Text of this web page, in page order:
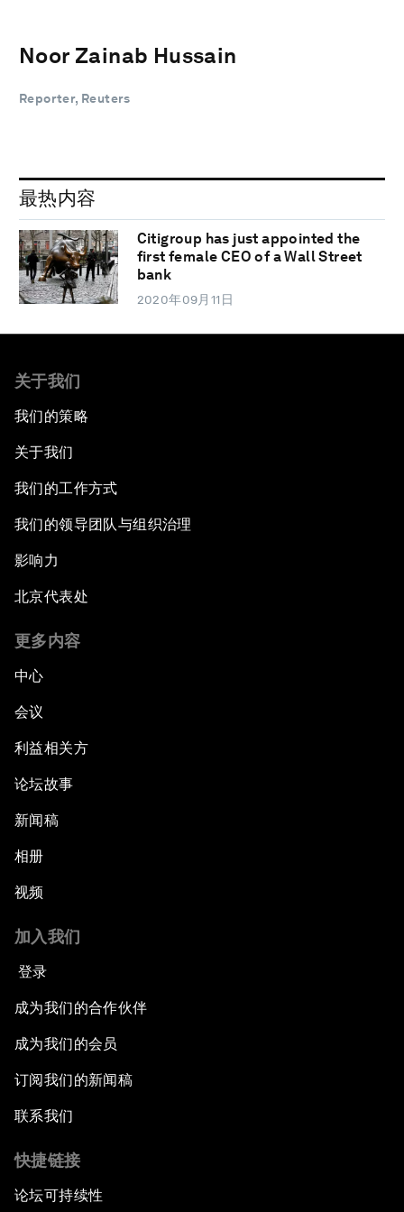
Noor Zainab Hussain
Reporter, Reuters
最热内容
Citigroup has just appointed the
first female CEO of a Wall Street
bank
2020年09月11日
关于我们
我们的策略
关于我们
我们的工作方式
我们的领导团队与组织治理
影响力
北京代表处
更多内容
中心
会议
利益相关方
论坛故事
新闻稿
相册
视频
加入我们
登录
成为我们的合作伙伴
成为我们的会员
订阅我们的新闻稿
联系我们
快捷链接
论坛可持续性